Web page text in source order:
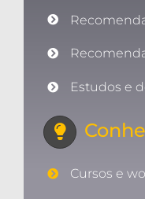
Estudos e
Cursos e